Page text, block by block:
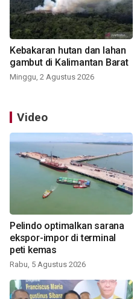
Kebakaran hutan dan lahan
gambut di Kalimantan Barat
Minggu, 2 Agustus 2026
Video
Pelindo optimalkan sarana
ekspor-impor di terminal
peti kemas
Rabu, 5 Agustus 2026